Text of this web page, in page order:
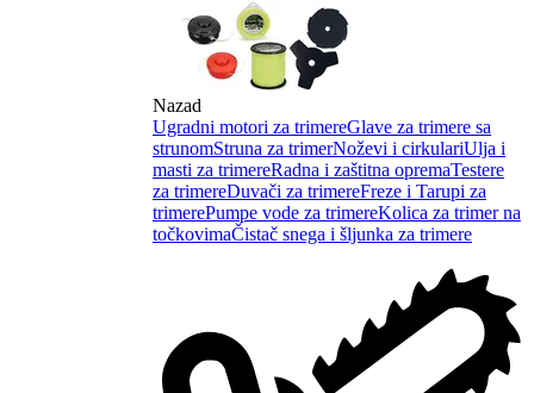
Nazad
Ugradni motori za trimereGlave za trimere sa
strunomStruna za trimerNoževi i cirkulariUlja i
masti za trimereRadna i zaštitna opremaTestere
za trimereDuvači za trimereFreze i Tarupi za
trimerePumpe vode za trimereKolica za trimer na
točkovimaČistač snega i šljunka za trimere